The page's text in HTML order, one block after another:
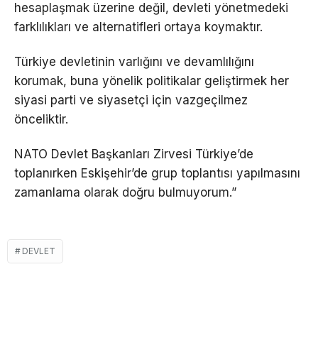
hesaplaşmak üzerine değil, devleti yönetmedeki
farklılıkları ve alternatifleri ortaya koymaktır.
Türkiye devletinin varlığını ve devamlılığını
korumak, buna yönelik politikalar geliştirmek her
siyasi parti ve siyasetçi için vazgeçilmez
önceliktir.
NATO Devlet Başkanları Zirvesi Türkiye’de
toplanırken Eskişehir’de grup toplantısı yapılmasını
zamanlama olarak doğru bulmuyorum.”
DEVLET